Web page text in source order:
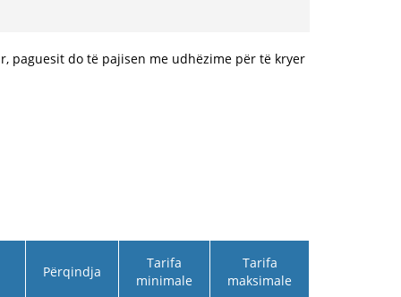
paguesit do të pajisen me udhëzime për të kryer
Përqindja
Tarifa
minimale
Tarifa
maksimale